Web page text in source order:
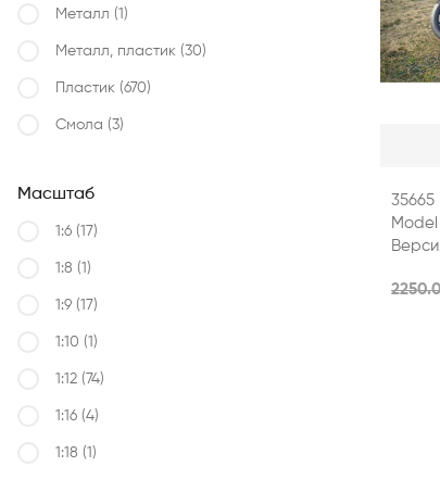
35665
Model
Металл (1)
Металл, пластик (30)
Пластик (670)
Смола (3)
Масштаб
1:6 (17)
1:8 (1)
1:9 (17)
1:10 (1)
1:12 (74)
1:16 (4)
1:18 (1)